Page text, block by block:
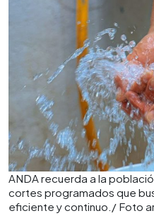
ANDA recuerda a la
cortes programados que
eficiente y continuo./ Foto